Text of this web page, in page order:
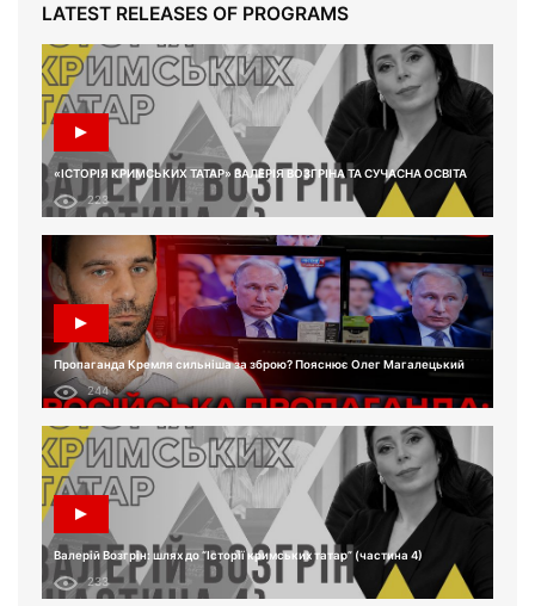
LATEST RELEASES OF PROGRAMS
«ІСТОРІЯ КРИМСЬКИХ ТАТАР» ВАЛЕРІЯ ВОЗГРІНА ТА СУЧАСНА ОСВІТА
223
Пропаганда Кремля сильніша за зброю? Пояснює Олег Магалецький
244
Валерій Возгрін: шлях до “Історії кримських татар” (частина 4)
233